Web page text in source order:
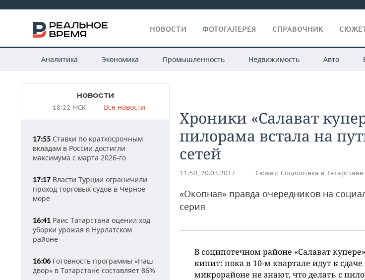
НОВОСТИ ФОТОГАЛЕРЕЯ СПРАВОЧНИК
Аналитика Экономика Промышленность Недвижимость Авто
НОВОСТИ
18:22 МСК Все новости
17:55 Ставки по краткосрочным
вкладам в России достигли
максимума с марта 2026-го
17:17 Власти Турции ограничили
проход торговых судов в Черное
море
16:41 Раис Татарстана оценил ход
уборки урожая в Нурлатском
районе
16:06 Готовность программы «Наш
двор» в Татарстане составляет 86%
Хроники «Салават
пилорама встала на
сетей
11:50, 20.03.2017 Сюжет: Соципотека в Татарстане
«Окопная» правда очередников на
серия
В соципотечном районе «Салават
кипит: пока в 10-м квартале идут к
микрорайоне не знают, что делать с